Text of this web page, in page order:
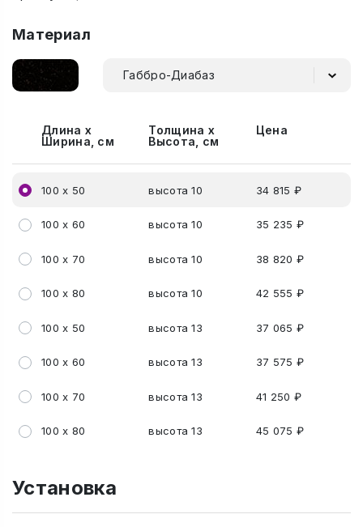
Материал
Габбро-Диабаз
Длина х
Ширина, см
Толщина х
Высота, см
Цена
100 х 50 высота 10 34 815 ₽
100 х 60 высота 10 35 235 ₽
100 х 70 высота 10 38 820 ₽
100 х 80 высота 10 42 555 ₽
100 х 50 высота 13 37 065 ₽
100 х 60 высота 13 37 575 ₽
100 х 70 высота 13 41 250 ₽
100 х 80 высота 13 45 075 ₽
Установка